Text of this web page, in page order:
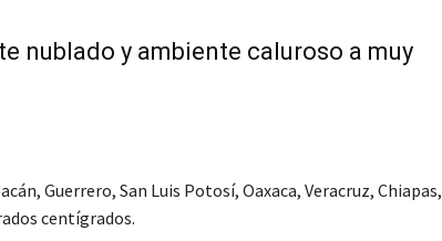
nublado y ambiente caluroso a muy
Guerrero, San Luis Potosí, Oaxaca, Veracruz, Chiapas,
centígrados.